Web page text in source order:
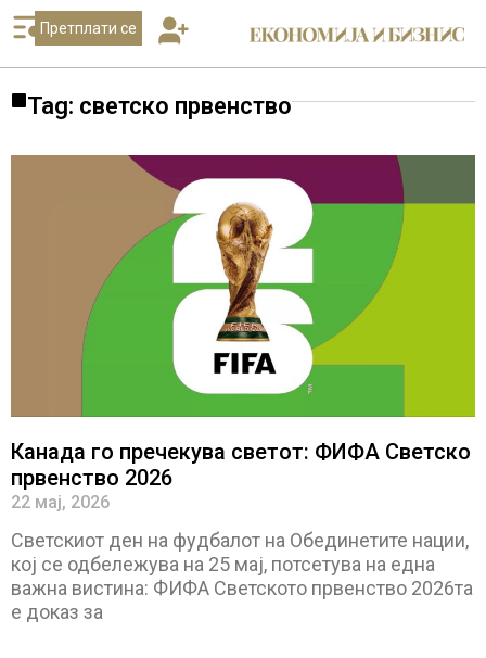
Претплати се
Tag: светско првенство
Канада го пречекува светот: ФИФА Светско
првенство 2026
22 мај, 2026
Светскиот ден на фудбалот на Обединетите нации,
кој се одбележува на 25 мај, потсетува на една
важна вистина: ФИФА Светското првенство 2026та
е доказ за